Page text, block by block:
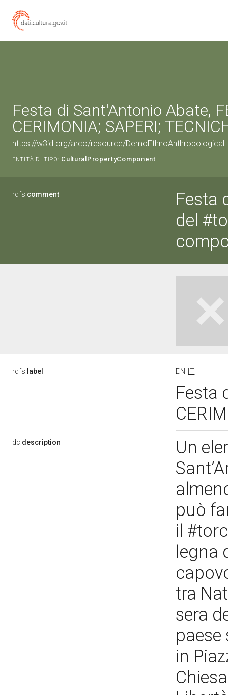
Festa di Sant'Antonio Abate,
CERIMONIA; SAPERI;
https://w3id.org/arco/resource/
ENTITÀ DI TIPO: CulturalPropertyComponent
rdfs:comment
Festa
del
rdfs: label EN IT
Festa
dc:description
Un
può
il
legna
tra
sera
in